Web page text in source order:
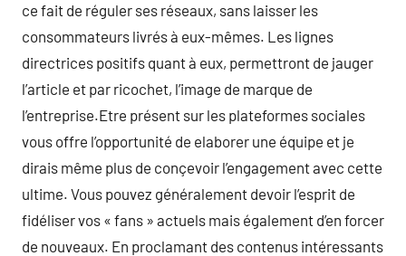
ce fait de réguler ses réseaux, sans laisser les
consommateurs livrés à eux-mêmes. Les lignes
directrices positifs quant à eux, permettront de jauger
l’article et par ricochet, l’image de marque de
l’entreprise.Etre présent sur les plateformes sociales
vous offre l’opportunité de elaborer une équipe et je
dirais même plus de conçevoir l’engagement avec cette
ultime. Vous pouvez généralement devoir l’esprit de
fidéliser vos « fans » actuels mais également d’en forcer
de nouveaux. En proclamant des contenus intéressants